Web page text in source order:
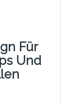
Für
Und